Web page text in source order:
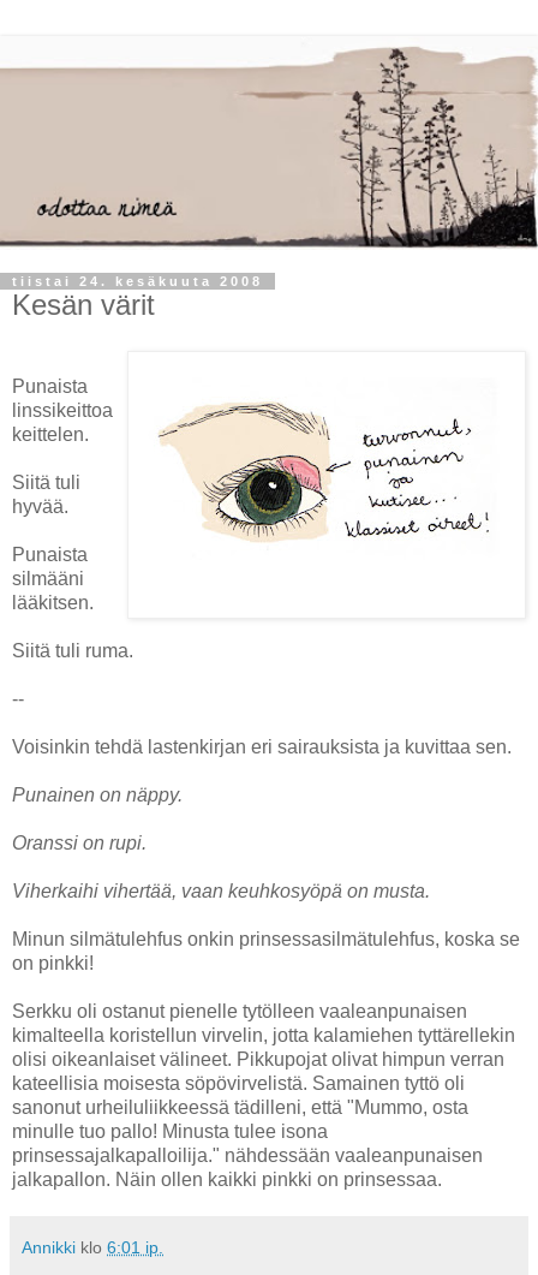
tiistai 24. kesäkuuta 2008
Kesän värit
Punaista
linssikeittoa
keittelen.
Siitä tuli
hyvää.
Punaista
silmääni
lääkitsen.
Siitä tuli ruma.
--
Voisinkin tehdä lastenkirjan eri sairauksista ja kuvittaa sen.
Punainen on näppy.
Oranssi on rupi.
Viherkaihi vihertää, vaan keuhkosyöpä on musta.
Minun silmätulehfus onkin prinsessasilmätulehfus, koska se
on pinkki!
Serkku oli ostanut pienelle tytölleen vaaleanpunaisen
kimalteella koristellun virvelin, jotta kalamiehen tyttärellekin
olisi oikeanlaiset välineet. Pikkupojat olivat himpun verran
kateellisia moisesta söpövirvelistä. Samainen tyttö oli
sanonut urheiluliikkeessä tädilleni, että "Mummo, osta
minulle tuo pallo! Minusta tulee isona
prinsessajalkapalloilija." nähdessään vaaleanpunaisen
jalkapallon. Näin ollen kaikki pinkki on prinsessaa.
Annikki klo 6:01 ip.